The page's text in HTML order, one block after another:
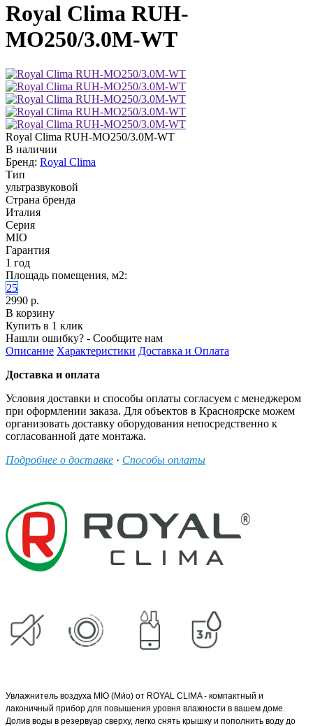
Royal Clima RUH-
MO250/3.0M-WT
Royal Clima RUH-MO250/3.0M-WT
В наличии
Бренд: Royal Clima
Тип
ультразвуковой
Страна бренда
Италия
Серия
MIO
Гарантия
1 год
Площадь помещения, м2:
25
2990 р.
В корзину
Купить в 1 клик
Нашли ошибку? - Сообщите нам
Описание Характеристики Доставка и Оплата
Доставка и оплата
Условия доставки и способы оплаты согласуем с менеджером
при оформлении заказа. Для объектов в Красноярске можем
организовать доставку оборудования непосредственно к
согласованной дате монтажа.
Подробнее о доставке · Способы оплаты
Увлажнитель воздуха MIO (Ми́о) от ROYAL CLIMA - компактный и
лаконичный прибор для повышения уровня влажности в вашем доме.
Долив воды в резервуар сверху, легко снять крышку и пополнить воду до